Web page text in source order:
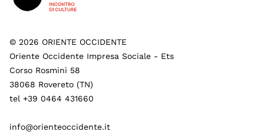
© 2026 ORIENTE OCCIDENTE
Oriente Occidente Impresa Sociale - Ets
Corso Rosmini 58
38068 Rovereto (TN)
tel +39 0464 431660
info@orienteoccidente.it